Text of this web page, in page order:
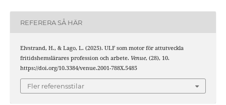
REFERERA SÅ HÄR
Elvstrand, H., & Lago, L. (2025). ULF som motor för attutveckla
fritidshemslärares profession och arbete. Venue, (28), 10.
https://doi.org/10.3384/venue.2001-788X.5485
Fler referensstilar